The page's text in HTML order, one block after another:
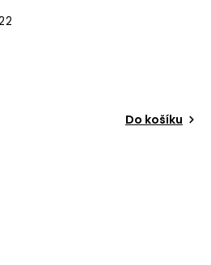
Do košíku